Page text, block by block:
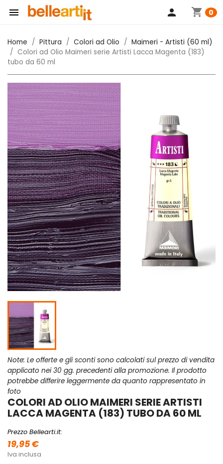
 shopping_cart 0
person
Home Pittura Colori ad Olio
Maimeri - Artisti (60 ml)
Colori ad Olio Maimeri serie Artisti Lacca Magenta (183)
tubo da 60 ml
Note: Le offerte e gli sconti sono calcolati sul prezzo di vendita
applicato nei 30 gg. precedenti alla promozione. Il prodotto
potrebbe differire leggermente da quanto rappresentato in
foto
COLORI AD OLIO MAIMERI SERIE ARTISTI
LACCA MAGENTA (183) TUBO DA 60 ML
Prezzo Bellearti.it:
19,95 €
Iva inclusa